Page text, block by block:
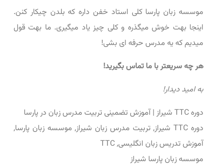
موسسه زبان پارسا کلی استاد خفن داره که بلدن چیکار کنن.
اینجا بهت خوش میگذره و کلی چیز یاد میگیری. ما بهت قول
میدیم که یه مدرس حرفه ای بشی!
هر چه سریعتر با ما تماس بگیرید!
به امید دیدار!
دوره TTC شیراز | آموزش تضمینی تربیت مدرس زبان در پارسا
دوره TTC شیراز, تربیت مدرس زبان شیراز, موسسه زبان پارسا,
آموزش تدریس زبان انگلیسی, TTC
موسسه زبان پارسا شیراز